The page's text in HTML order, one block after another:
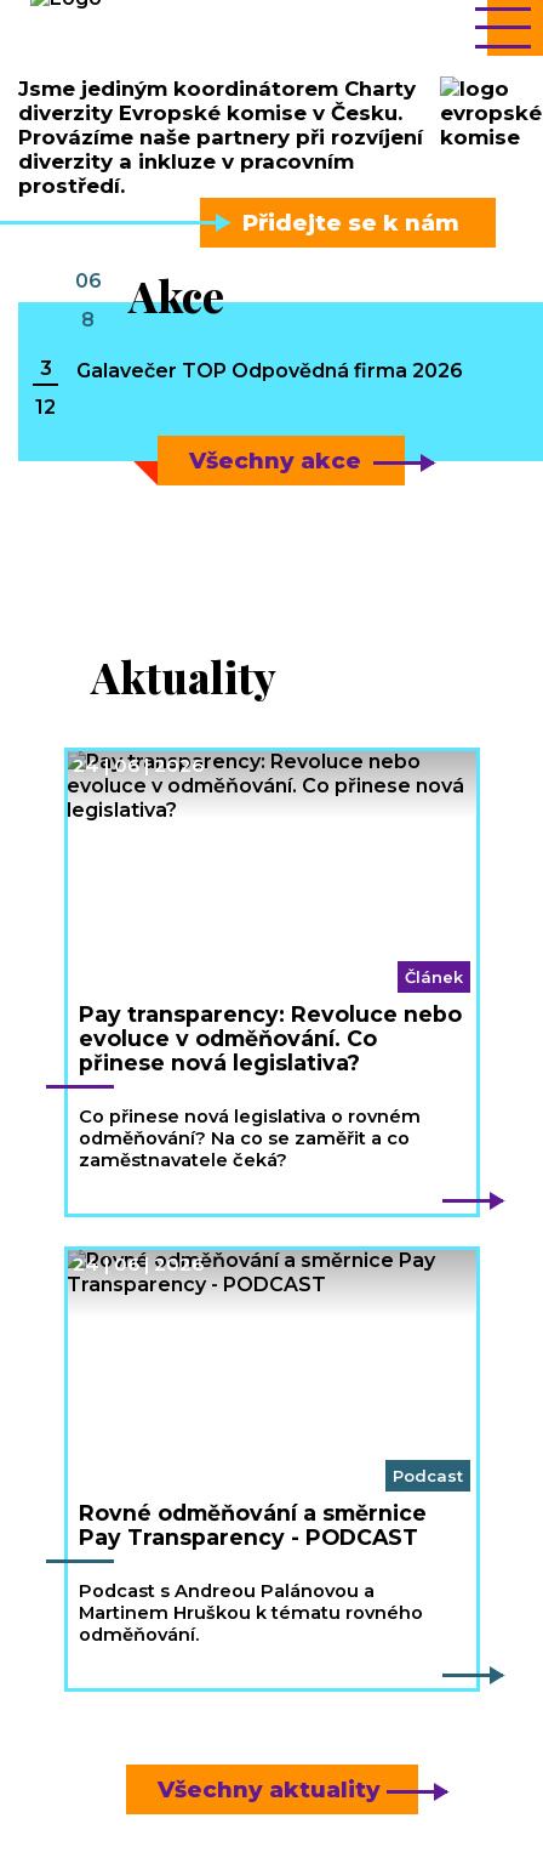
Jsme jediným koordinátorem Charty
diverzity Evropské komise v Česku.
Provázíme naše partnery při rozvíjení
diverzity a inkluze v pracovním
prostředí.
Přidejte se k nám
06
8
Akce
3
12
Galavečer TOP Odpovědná firma 2026
Všechny akce
Aktuality
Článek
Pay transparency: Revoluce nebo
evoluce v odměňování. Co
přinese nová legislativa?
24 | 06 | 2026
Co přinese nová legislativa o rovném
odměňování? Na co se zaměřit a co
zaměstnavatele čeká?
Podcast
Rovné odměňování a směrnice
Pay Transparency - PODCAST
24 | 06 | 2026
Podcast s Andreou Palánovou a
Martinem Hruškou k tématu rovného
odměňování.
Všechny aktuality